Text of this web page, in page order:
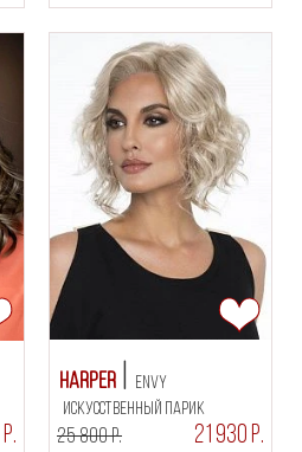
Harper
искусственный парик
Envy
25 800 Р. 21 930 Р.